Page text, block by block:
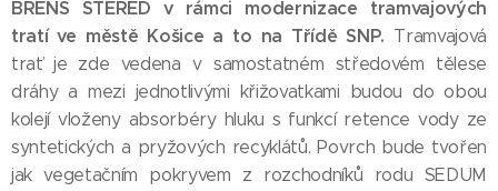
BRENS STERED v rámci modernizace tramvajových
tratí ve městě Košice a to na Třídě SNP. Tramvajová
trať je zde vedena v samostatném středovém tělese
dráhy a mezi jednotlivými křižovatkami budou do obou
kolejí vloženy absorbéry hluku s funkcí retence vody ze
syntetických a pryžových recyklátů. Povrch bude tvořen
jak vegetačním pokryvem z rozchodníků rodu SEDUM